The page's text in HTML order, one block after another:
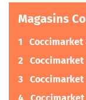
Magasins
1 Coccimarket
2 Coccimarket
3 Coccimarket